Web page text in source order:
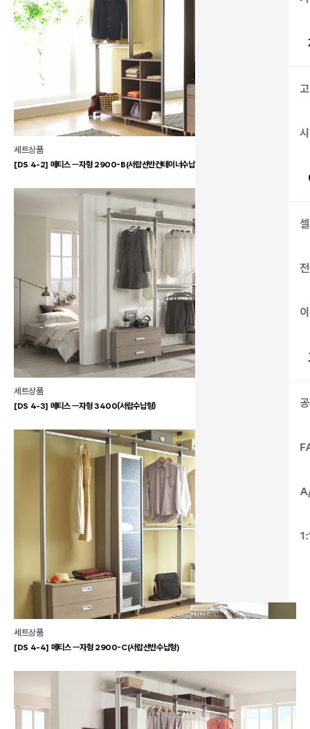
세트상품
[DS 4-2] 메티스 ㅡ자형 2900-B(서랍선반컨테이너수납형)
세트상품
[DS 4-3] 메티스 ㅡ자형 3400(서랍수납형)
세트상품
[DS 4-4] 메티스 ㅡ자형 2900-C(서랍선반수납형)